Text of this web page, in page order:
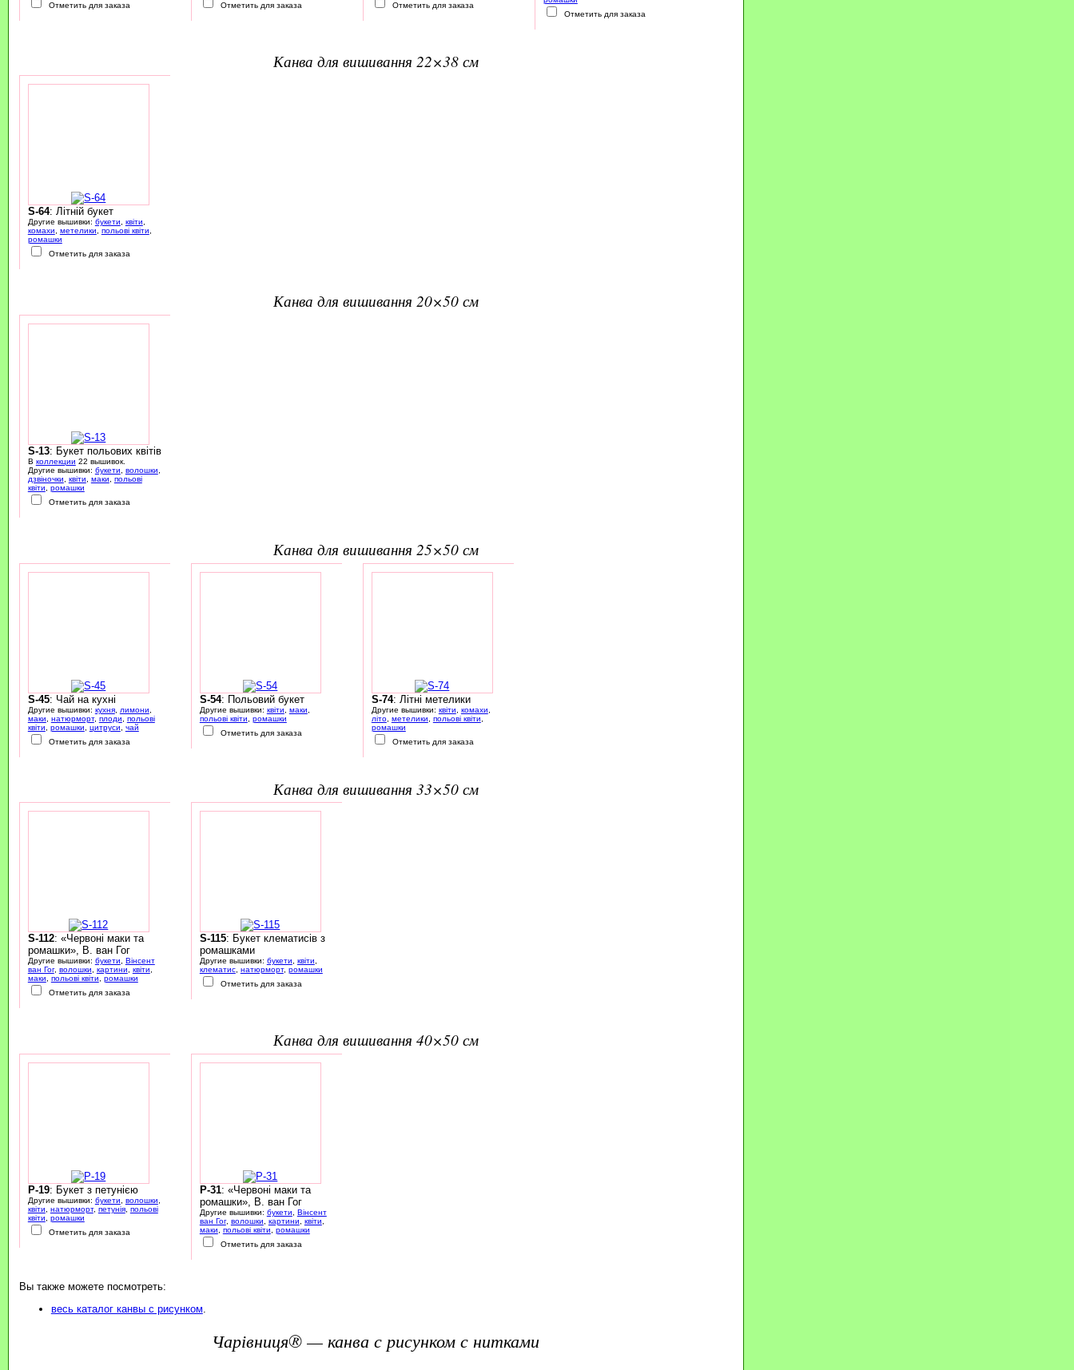
Отметить для заказа
Отметить для заказа
Отметить для заказа
Отметить для заказа
канва для вишивання 22×38 см
S-64: Літній букет
Другие вышивки: букети квіти
комахи
метелики польові квіти
ромашки
Отметить для заказа
канва для вишивання 20×50 см
S-13: Букет польових квітів
В коллекции 22 вышивок.
Другие вышивки: букети волошки
дзвіночки
квіти маки
польові
квіти
ромашки
Отметить для заказа
канва для вишивання 25×50 см
S-45: Чай на кухні
Другие вышивки: кухня, лимони
маки
натюрморт, плоди
польові
квіти
ромашки цитруси
чай
Отметить для заказа
S-54: Польовий букет
Другие вышивки: квіти маки
польові квіти
ромашки
Отметить для заказа
S-74: Літні метелики
Другие вышивки: квіти комахи
літо, метелики польові квіти
ромашки
Отметить для заказа
канва для вишивання 33×50 см
S-112: «Червоні маки та
ромашки», В. ван Гог
Другие вышивки: букети, Вінсент
ван Гог, волошки, картини, квіти,
маки, польові квіти, ромашки
Отметить для заказа
S-115: Букет клематисів з
ромашками
Другие вышивки: букети, квіти,
клематис, натюрморт, ромашки
Отметить для заказа
канва для вишивання 40×50 см
P-19: Букет з петунією
Другие вышивки: букети волошки
квіти
натюрморт, петунія, польові
квіти
ромашки
Отметить для заказа
P-31: «Червоні маки та
ромашки», В. ван Гог
Другие вышивки: букети
Вінсент
ван Гог, волошки картини квіти
маки
польові квіти
ромашки
Отметить для заказа
Вы также можете посмотреть:
весь каталог канвы с рисунком
Чарівниця® — канва с рисунком с нитками